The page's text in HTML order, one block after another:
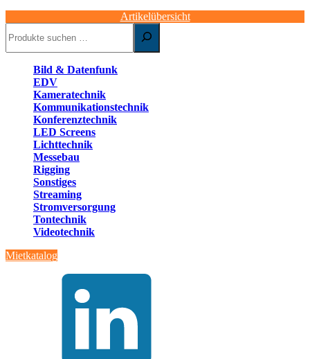
Artikelübersicht
Bild & Datenfunk
EDV
Kameratechnik
Kommunikationstechnik
Konferenztechnik
LED Screens
Lichttechnik
Messebau
Rigging
Sonstiges
Streaming
Stromversorgung
Tontechnik
Videotechnik
Mietkatalog